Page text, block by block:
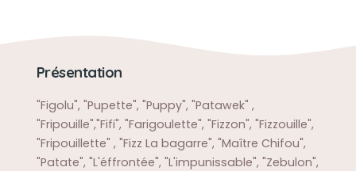
Présentation
"Figolu", "Pupette", "Puppy", "Patawek" ,
"Fripouille","Fifi", "Farigoulette", "Fizzon", "Fizzouille",
"Fripouillette" , "Fizz La bagarre", "Maître Chifou",
"Patate", "L'éffrontée", "L'impunissable", "Zebulon",